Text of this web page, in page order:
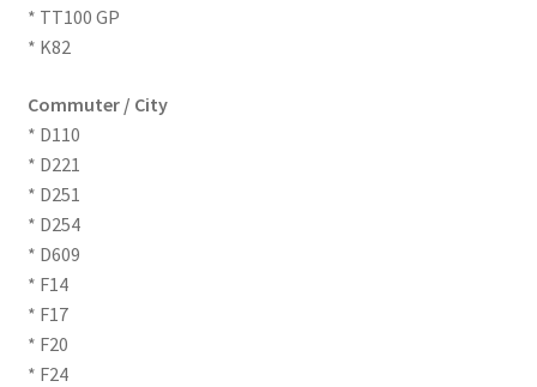
* TT100 GP
* K82
Commuter / City
* D110
* D221
* D251
* D254
* D609
* F14
* F17
* F20
* F24